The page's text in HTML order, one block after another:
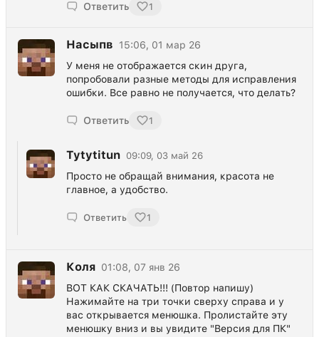
Ответить 1
Насыпв
15:06, 01 мар 26
У меня не отображается скин друга,
попробовали разные методы для исправления
ошибки. Все равно не получается, что делать?
Ответить 1
Tytytitun 09:09, 03 май 26
Просто не обращай внимания, красота не
главное, а удобство.
Ответить 1
Коля 01:08, 07 янв 26
ВОТ КАК СКАЧАТЬ!!! (Повтор напишу)
Нажимайте на три точки сверху справа и у
вас открывается менюшка. Пролистайте эту
менюшку вниз и вы увидите "Версия для ПК"